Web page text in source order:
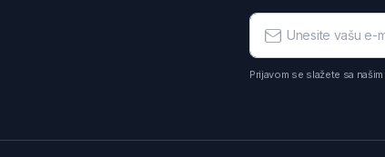
Prijavom se slažete sa našim